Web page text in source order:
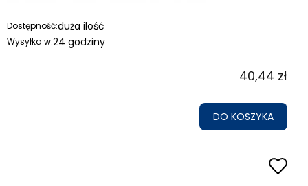
Dostępność:duża ilość
Wysyłka w:24 godziny
40,44 zł
DO KOSZYKA